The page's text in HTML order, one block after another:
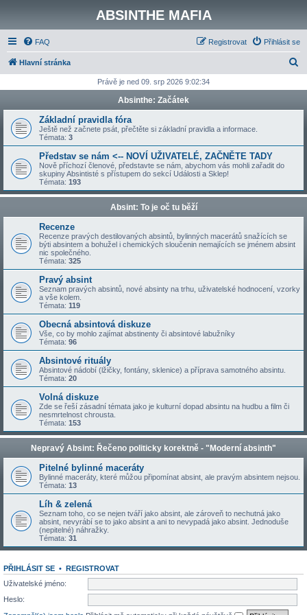
ABSINTHE MAFIA
FAQ Přihlásit se
Registrovat
Hlavní stránka
d
t
Právě je ned 09. srp 2026 9:02:34
Absinthe: Začátek
Základní pravidla fóra
Ještě než začnete psát, přečtěte si základní pravidla a informace.
Témata: 3
Představ se nám <-- NOVÍ UŽIVATELÉ, ZAČNĚTE TADY
Nově příchozí členové, představte se nám, abychom vás mohli zařadit do
skupiny Absintisté s přístupem do sekcí Události a Sklep!
Témata: 193
Absint: To je oč tu běží
Recenze
Recenze pravých destilovaných absintů, bylinných macerátů snažících se
býti absintem a bohužel i chemických sloučenin nemajících se jménem absint
nic společného.
Témata: 325
Pravý absint
Seznam pravých absintů, nové absinty na trhu, uživatelské hodnocení, vzorky
a vše kolem.
Témata: 119
Obecná absintová diskuze
Vše, co by mohlo zajímat abstinenty či absintové labužníky
Témata: 96
Absintové rituály
Absintové nádobí (lžičky, fontány, sklenice) a příprava samotného absintu.
Témata: 20
Volná diskuze
Zde se řeší zásadní témata jako je kulturní dopad absintu na hudbu a film či
nesmrtelnost chrousta.
Témata: 153
Nepravý Absint: Řečeno politicky korektně - "Moderní absinth"
Pitelné bylinné maceráty
Bylinné maceráty, které můžou připomínat absint, ale pravým absintem nejsou.
Témata: 13
Líh & zelená
Seznam toho, co se nejen tváří jako absint, ale zároveň to nechutná jako
absint, nevyrábí se to jako absint a ani to nevypadá jako absint. Jednoduše
(nepitelné) náhražky.
Témata: 31
PŘIHLÁSIT SE • REGISTROVAT
Uživatelské jméno:
Heslo: